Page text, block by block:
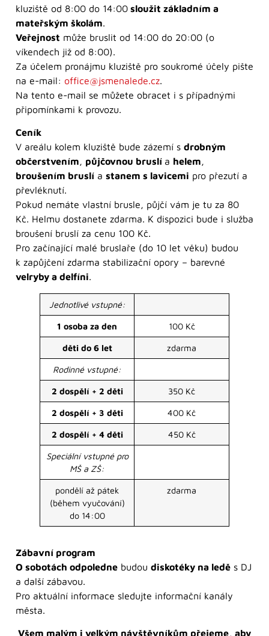
kluziště od 8:00 do 14:00 sloužit základním a
mateřským školám
Veřejnost může bruslit od 14:00 do 20:00 (o
víkendech již od 8:00).
Za účelem pronájmu kluziště pro soukromé účely pište
na e-mail: office@jsmenalede.cz
Na tento e-mail se můžete obracet i s případnými
připomínkami k provozu.
Ceník
V areálu kolem kluziště bude zázemí s drobným
občerstvením, půjčovnou bruslí a helem,
broušením bruslí a stanem s lavicemi pro přezutí a
převléknutí.
Pokud nemáte vlastní brusle, půjčí vám je tu za 80
Kč. Helmu dostanete zdarma. K dispozici bude i služba
broušení bruslí za cenu 100 Kč.
Pro začínající malé bruslaře (do 10 let věku) budou
k zapůjčení zdarma stabilizační opory – barevné
velryby a delfíni.
Jednotlivé vstupné:
1 osoba za den 100 Kč
děti do 6 let zdarma
Rodinné vstupné:
2 dospělí + 2 děti 350 Kč
2 dospělí + 3 děti 400 Kč
2 dospělí + 4 děti 450 Kč
Speciální vstupné pro
MŠ a ZŠ:
pondělí až pátek
(během vyučování)
do 14:00
zdarma
Zábavní program
O sobotách odpoledne budou diskotéky na ledě s DJ
a další zábavou.
Pro aktuální informace sledujte informační kanály
města.
Všem malým i velkým návštěvníkům přejeme, aby